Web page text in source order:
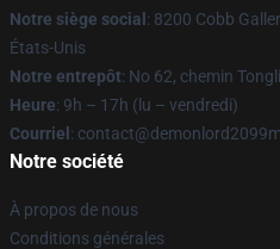
Notre siège social : 8200 Cobb
États-Unis
Notre entrepôt: No 62, chemin
Heure: 9h – 17h (lu – vendredi)
Courriel :
Notre société
À propos de nous
Conditions générales